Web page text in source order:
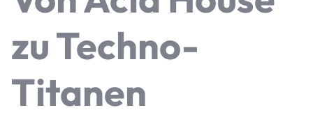
zu Techno-
Titanen